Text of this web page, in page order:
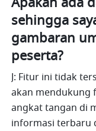
sehingga
gambaran
peserta?
J: Fitur ini tidak
akan mendukung
angkat tangan di
informasi terbaru